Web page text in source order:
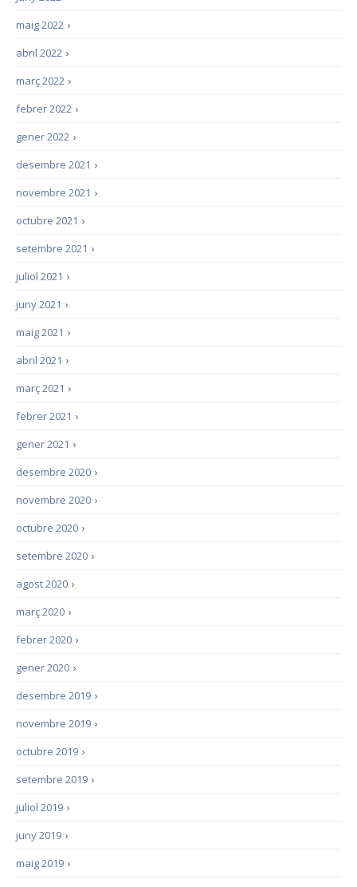
›
maig 2022
›
abril 2022
›
març 2022
›
febrer 2022
›
gener 2022
›
desembre 2021
›
novembre 2021
›
octubre 2021
›
setembre 2021
›
juliol 2021
›
juny 2021
›
maig 2021
›
abril 2021
›
març 2021
›
febrer 2021
›
gener 2021
›
desembre 2020
›
novembre 2020
›
octubre 2020
›
setembre 2020
›
agost 2020
›
març 2020
›
febrer 2020
›
gener 2020
›
desembre 2019
›
novembre 2019
›
octubre 2019
›
setembre 2019
›
juliol 2019
›
juny 2019
›
maig 2019